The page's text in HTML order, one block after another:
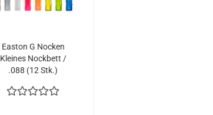
Easton G Nocken
Kleines Nockbett /
.088 (12 Stk.)